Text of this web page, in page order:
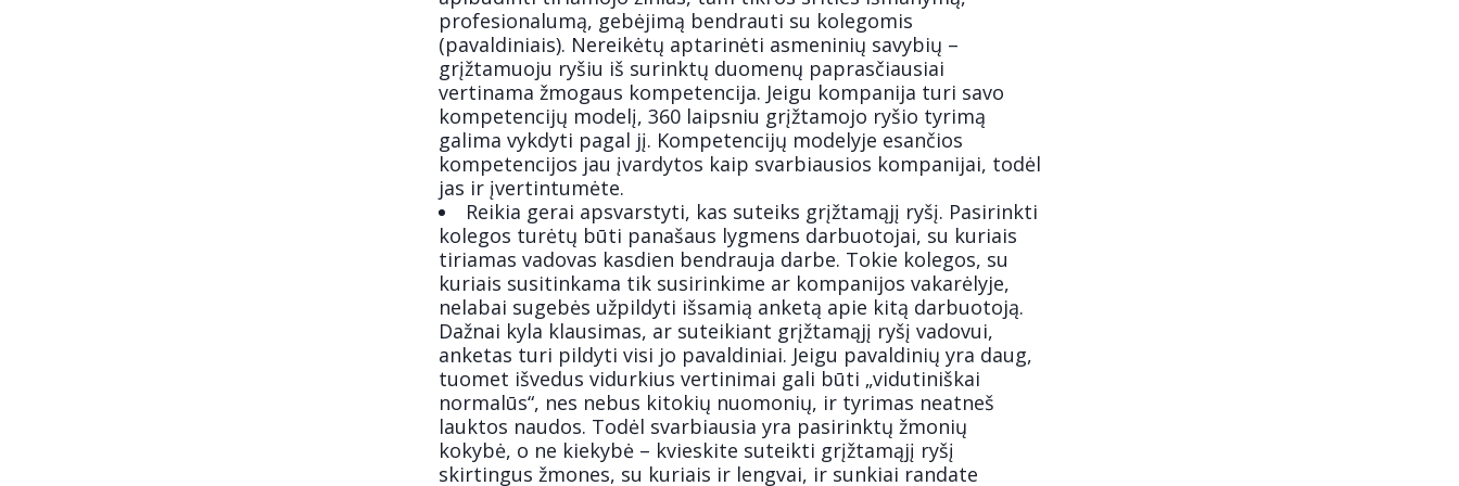
profesionalumą, gebėjimą bendrauti su kolegomis
(pavaldiniais). Nereikėtų aptarinėti asmeninių savybių –
grįžtamuoju ryšiu iš surinktų duomenų paprasčiausiai
vertinama žmogaus kompetencija. Jeigu kompanija turi savo
kompetencijų modelį, 360 laipsniu grįžtamojo ryšio tyrimą
galima vykdyti pagal jį. Kompetencijų modelyje esančios
kompetencijos jau įvardytos kaip svarbiausios kompanijai, todėl
jas ir įvertintumėte.
Reikia gerai apsvarstyti, kas suteiks grįžtamąjį ryšį. Pasirinkti
kolegos turėtų būti panašaus lygmens darbuotojai, su kuriais
tiriamas vadovas kasdien bendrauja darbe. Tokie kolegos, su
kuriais susitinkama tik susirinkime ar kompanijos vakarėlyje,
nelabai sugebės užpildyti išsamią anketą apie kitą darbuotoją.
Dažnai kyla klausimas, ar suteikiant grįžtamąjį ryšį vadovui,
anketas turi pildyti visi jo pavaldiniai. Jeigu pavaldinių yra daug,
tuomet išvedus vidurkius vertinimai gali būti „vidutiniškai
normalūs“, nes nebus kitokių nuomonių, ir tyrimas neatneš
lauktos naudos. Todėl svarbiausia yra pasirinktų žmonių
kokybė, o ne kiekybė – kvieskite suteikti grįžtamąjį ryšį
skirtingus žmones, su kuriais ir lengvai, ir sunkiai randate